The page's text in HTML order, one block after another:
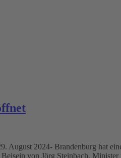
2024- Brandenburg hat
von Jörg Steinbach,